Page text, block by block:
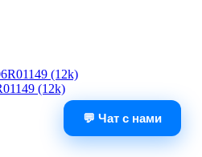
(12k)
💬 Чат с нами